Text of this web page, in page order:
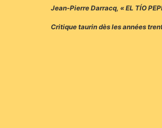
Jean-Pierre Darracq, « EL TÍO
Critique taurin dès les années